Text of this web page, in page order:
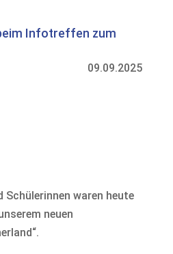
Infotreffen zum
09.09.2025
Schülerinnen waren heute
neuen